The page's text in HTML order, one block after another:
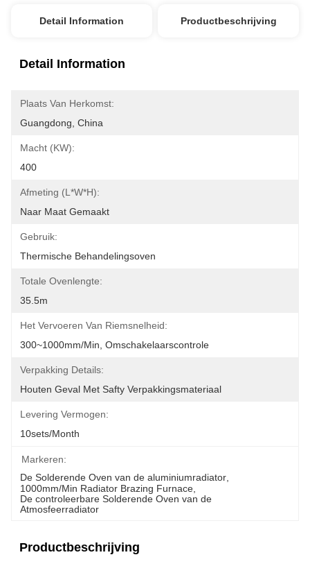
Detail Information Productbeschrijving
Detail Information
Plaats Van Herkomst:
Guangdong, China
Macht (kW):
400
Afmeting (l*w*h):
Naar Maat Gemaakt
Gebruik:
Thermische Behandelingsoven
Totale Ovenlengte:
35.5m
Het Vervoeren Van Riemsnelheid:
300~1000mm/min, Omschakelaarscontrole
Verpakking Details:
Houten Geval Met Safty Verpakkingsmateriaal
Levering Vermogen:
10sets/month
Markeren:
De Solderende Oven van de aluminiumradiator
1000mm/Min Radiator Brazing Furnace
De controleerbare Solderende Oven van de
Atmosfeerradiator
Productbeschrijving